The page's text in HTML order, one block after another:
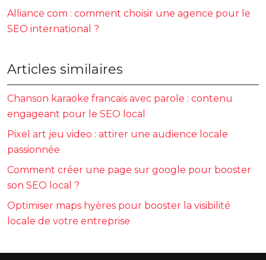
Alliance com : comment choisir une agence pour le
SEO international ?
Articles similaires
Chanson karaoke francais avec parole : contenu
engageant pour le SEO local
Pixel art jeu video : attirer une audience locale
passionnée
Comment créer une page sur google pour booster
son SEO local ?
Optimiser maps hyères pour booster la visibilité
locale de votre entreprise